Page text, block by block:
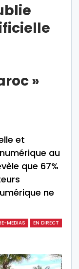
»
et
au
que 67%
ne
MEDIAS EN DIRECT